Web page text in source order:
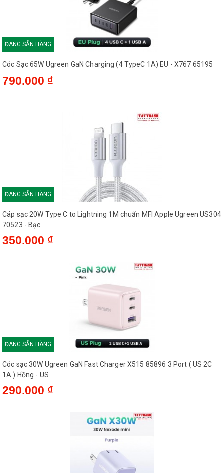
ĐANG SẴN HÀNG
Cóc Sạc 65W Ugreen GaN Charging (4 TypeC 1A) EU - X767 65195
790.000 ₫
ĐANG SẴN HÀNG
Cáp sạc 20W Type C to Lightning 1M chuẩn MFI Apple Ugreen US304
70523 - Bạc
350.000 ₫
ĐANG SẴN HÀNG
Cóc sạc 30W Ugreen GaN Fast Charger X515 85896 3 Port ( US 2C
1A ) Hồng - US
290.000 ₫